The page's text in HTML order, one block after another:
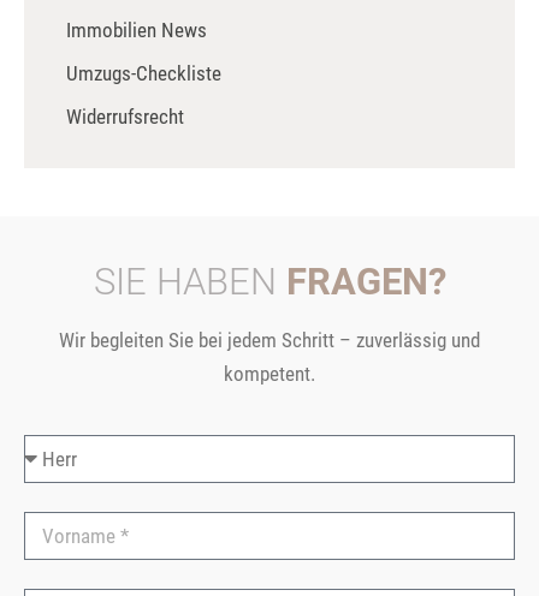
Immobilien News
Umzugs-Checkliste
Widerrufsrecht
SIE HABEN FRAGEN?
Wir begleiten Sie bei jedem Schritt – zuverlässig und
kompetent.